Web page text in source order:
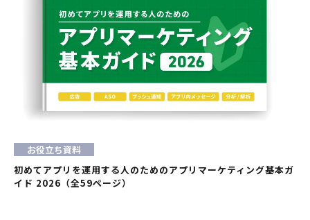
お役立ち資料
初めてアプリを運用する人のためのアプリマーケティング基本ガ
イド 2026（全59ページ）